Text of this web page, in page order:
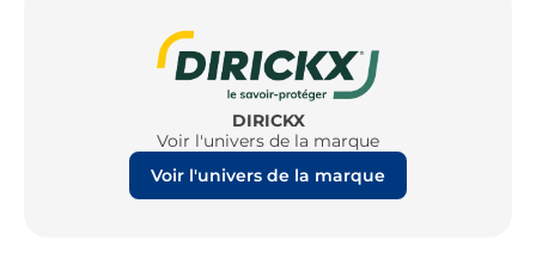
DIRICKX
Voir l'univers de la marque
Voir l'univers de la marque